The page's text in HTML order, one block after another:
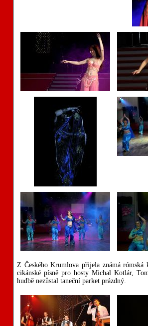
Z Českého Krumlova přijela známá
cikánské písně pro hosty Michal Kotlár,
hudbě nezůstal taneční parket prázdný.